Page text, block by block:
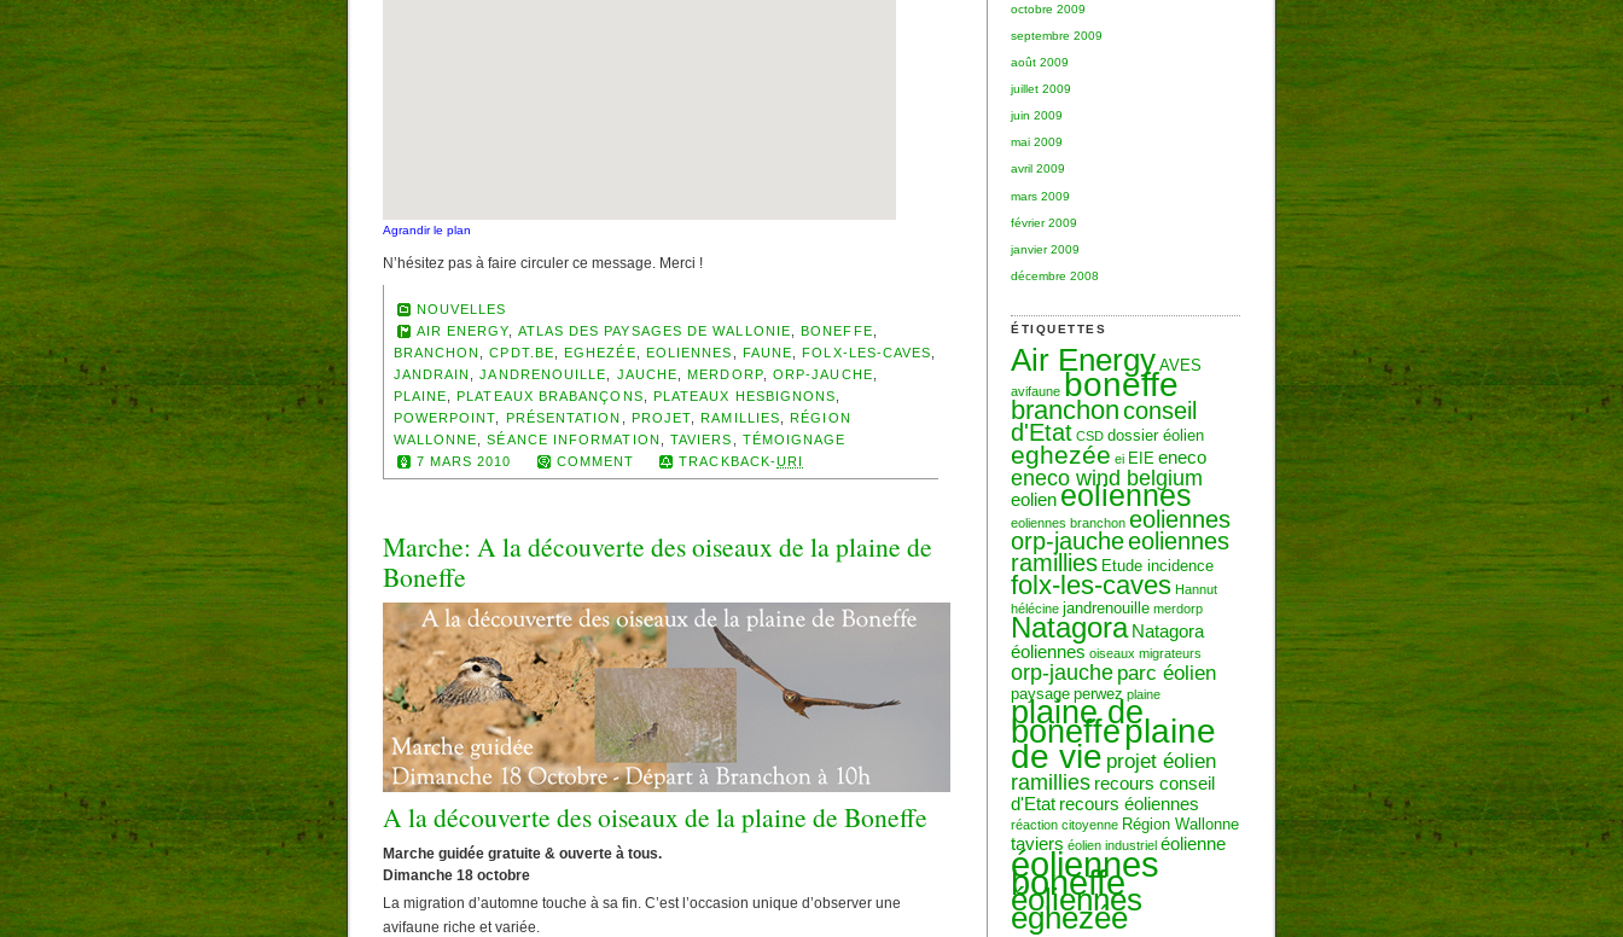
octobre 2009
septembre 2009
août 2009
juillet 2009
juin 2009
mai 2009
avril 2009
mars 2009
février 2009
janvier 2009
décembre 2008
ÉTIQUETTES
Air Energy AVES
avifaune boneffe
branchonconseil
d'Etat CSD dossier éolien
eghezée ei EIE eneco
eneco wind belgium
eolieneoliennes
eoliennes branchon eoliennes
orp-jaucheeoliennes
ramillies Etude incidence
folx-les-caves Hannut
hélécine jandrenouille merdorp
Natagora Natagora
éoliennes oiseaux migrateurs
orp-jauche parc éolien
paysage perwez plaine
plaine de
boneffeplaine
de vie projet éolien
ramillies recours conseil
d'Etat recours éoliennes
réaction citoyenne Région Wallonne
taviers éolien industriel éolienne
éoliennes
boneffe
éoliennes
eghezée
Agrandir le plan
N’hésitez pas à faire circuler ce message. Merci !
NOUVELLES
AIR ENERGY
ATLAS DES PAYSAGES DE WALLONIE ,BONEFFE
BRANCHON
,CPDT.BE ,EGHEZÉE EOLIENNES FAUNE ,FOLX-LES-CAVES
JANDRAIN
,JANDRENOUILLE JAUCHE ,MERDORP, ORP-JAUCHE
PLAINE ,PLATEAUX BRABANÇONS PLATEAUX HESBIGNONS
POWERPOINT
PRÉSENTATION PROJET ,RAMILLIES ,RÉGION
WALLONNE ,SÉANCE INFORMATION TAVIERS
TÉMOIGNAGE
7 MARS 2010
COMMENT TRACKBACK-URI
Marche: A la découverte des oiseaux de la plaine de
Boneffe
A la découverte des oiseaux de la plaine de Boneffe
Marche guidée gratuite & ouverte à tous.
Dimanche 18 octobre
La migration d’automne touche à sa fin. C’est l’occasion unique d’observer une
avifaune riche et variée.